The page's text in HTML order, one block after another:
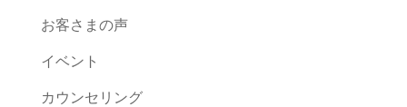
お客さまの声
イベント
カウンセリング